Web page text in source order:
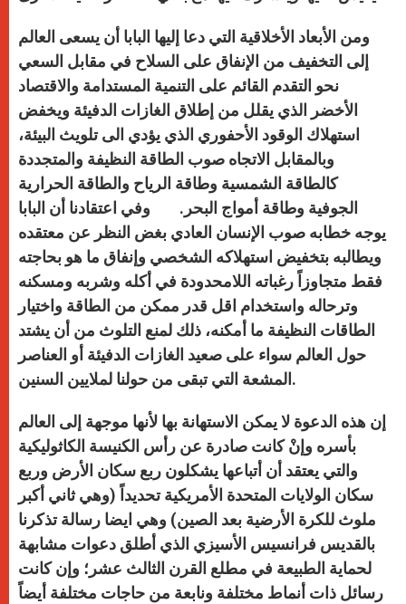
ومن الأبعاد الأخلاقية التي دعا إليها البابا أن يسعى العالم
إلى التخفيف من الإنفاق على السلاح في مقابل السعي
نحو التقدم القائم على التنمية المستدامة والاقتصاد
الأخضر الذي يقلل من إطلاق الغازات الدفيئة ويخفض
استهلاك الوقود الأحفوري الذي يؤدي الى تلويث البيئة،
وبالمقابل الاتجاه صوب الطاقة النظيفة والمتجددة
كالطاقة الشمسية وطاقة الرياح والطاقة الحرارية
الجوفية وطاقة أمواج البحر. وفي اعتقادنا أن البابا
يوجه خطابه صوب الإنسان العادي بغض النظر عن معتقده
ويطالبه بتخفيض استهلاكه الشخصي وإنفاق ما هو بحاجته
فقط متجاوزاً رغباته اللامحدودة في أكله وشربه ومسكنه
وترحاله واستخدام اقل قدر ممكن من الطاقة واختيار
الطاقات النظيفة ما أمكنه، ذلك لمنع التلوث من أن يشتد
حول العالم سواء على صعيد الغازات الدفيئة أو العناصر
المشعة التي تبقى من حولنا لملايين السنين.
إن هذه الدعوة لا يمكن الاستهانة بها لأنها موجهة إلى العالم
بأسره وإنْ كانت صادرة عن رأس الكنيسة الكاثوليكية
والتي يعتقد أن أتباعها يشكلون ربع سكان الأرض وربع
سكان الولايات المتحدة الأمريكية تحديداً (وهي ثاني أكبر
ملوث للكرة الأرضية بعد الصين) وهي ايضا رسالة تذكرنا
بالقديس فرانسيس الأسيزي الذي أطلق دعوات مشابهة
لحماية الطبيعة في مطلع القرن الثالث عشر؛ وإن كانت
رسائل ذات أنماط مختلفة ونابعة من حاجات مختلفة أيضاً